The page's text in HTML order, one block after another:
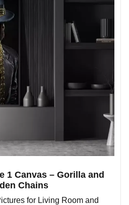
1 Canvas – Gorilla and
Chains
for Living Room and